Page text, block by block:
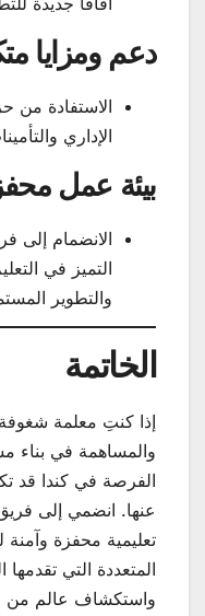
دعم ومزايا
الاستفادة من
الإداري
بيئة عمل
الانضمام
التميز في
والتطوير
الخاتمة
إذا كنتِ معلمة
والمساهمة في بناء
الفرصة في كندا قد
عنها. انضمي إلى
تعليمية محفزة وآمنة
المتعددة التي
واستكشاف عالم من